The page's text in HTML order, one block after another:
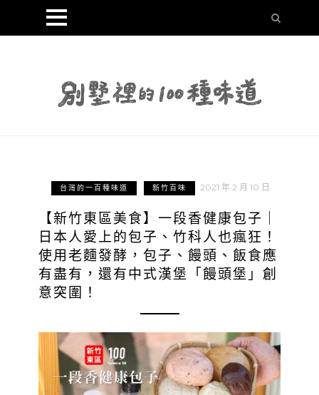
台灣的一百種味道 新竹百味 2021 年 2 月 10 日
【新竹東區美食】一段香健康包子｜
日本人愛上的包子、竹科人也瘋狂！
使用老麵發酵，包子、饅頭、飯食應
有盡有，還有中式漢堡「饅頭堡」創
意突圍！